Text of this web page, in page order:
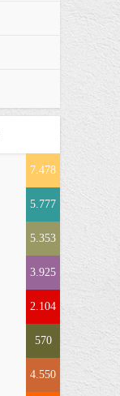
7.478
5.777
5.353
3.925
2.104
570
4.550